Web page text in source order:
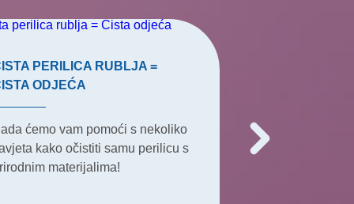
PERILICA RUBLJA =
ODJEĆA
ćemo vam pomoći s nekoliko
kako očistiti samu perilicu s
materijalima!
ljetna
aktivnosti, jer